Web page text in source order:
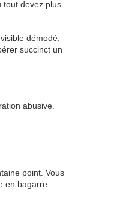
tout devez plus
démodé,
succinct un
abusive.
point. Vous
en bagarre.